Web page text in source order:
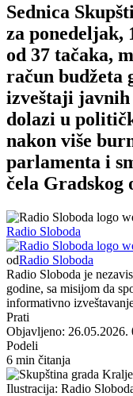
Sednica
za ponedeljak,
od 37 tačaka,
račun budžeta
izveštaji javnih
dolazi u
nakon više
parlamenta i
čela Gradskog
Radio Sloboda
odRadio Sloboda
Radio Sloboda je
godine, sa misijom da
informativno
Prati
Objavljeno: 26.05.2026.
Podeli
6 min čitanja
Ilustracija: Radio